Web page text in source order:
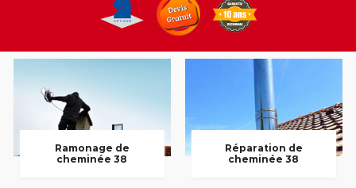
Ramonage de
cheminée 38
Réparation de
cheminée 38